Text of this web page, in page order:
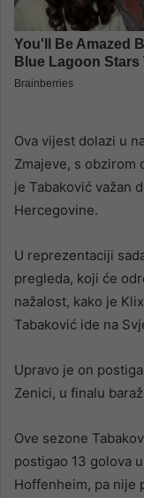
Ova vijest dolazi u
Zmajeve, s obzirom
je Tabaković važan
Hercegovine.
U reprezentaciji
pregleda, koji će
nažalost, kako je
Tabaković ide na
Upravo je on
Zenici, u finalu
Ove sezone
postigao 13 golova
Hoffenheim, pa nije